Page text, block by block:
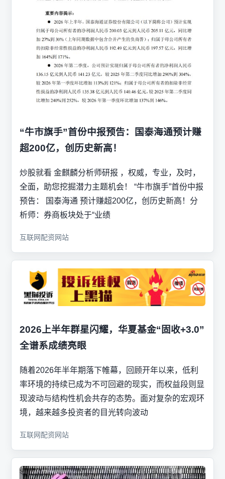
“牛市旗手”首份中报预告：国泰海通预计赚
超200亿，创历史新高！
炒股就看 金麒麟分析师研报 ，权威，专业，及时，
全面，助您挖掘潜力主题机会！ “牛市旗手”首份中报
预告： 国泰海通 预计赚超200亿，创历史新高！分
析师：券商板块处于“业绩
互联网配资网站
2026上半年群星闪耀，华夏基金“固收+3.0”
全谱系成绩亮眼
随着2026年半年期落下帷幕，回顾开年以来，低利
率环境的持续已成为不可回避的现实，而权益段则显
现波动与结构性机会共存的态势。面对复杂的宏观环
境，越来越多投资者的目光转向波动
互联网配资网站